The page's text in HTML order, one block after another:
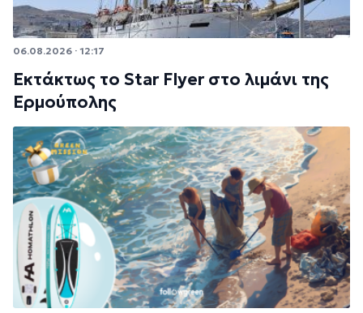
06.08.2026 · 12:17
Εκτάκτως το Star Flyer στο λιμάνι της
Ερμούπολης